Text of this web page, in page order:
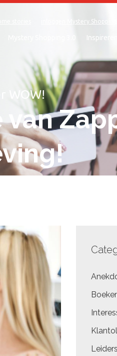
inloggen Mystery Shopping
WOW!